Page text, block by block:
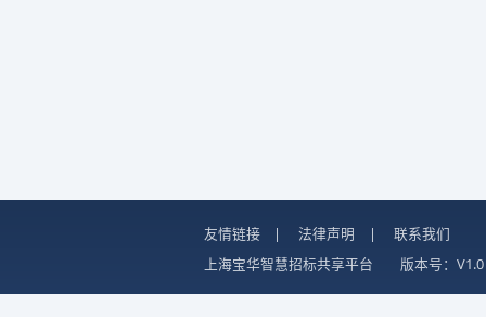
友情链接 | 法律声明 |
联系我们
上海宝华智慧招标共享平台
版本号：V1.0